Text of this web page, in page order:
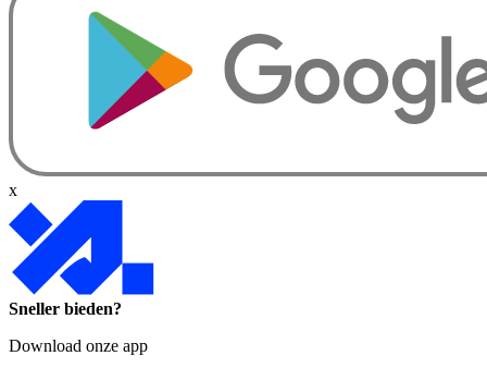
x
Sneller bieden?
Download onze app